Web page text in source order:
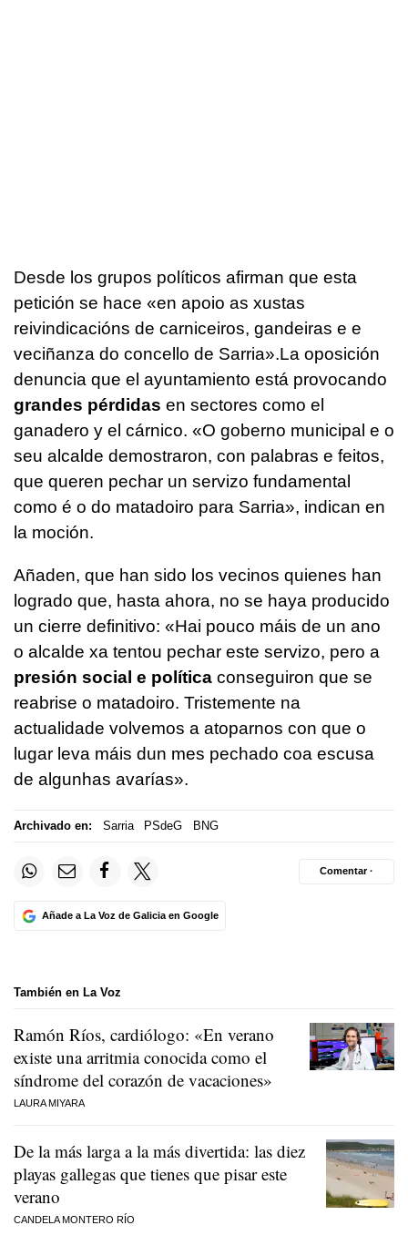
Desde los grupos políticos afirman que esta
petición se hace «en apoio as xustas
reivindicacións de carniceiros, gandeiras e e
veciñanza do concello de Sarria».La oposición
denuncia que el ayuntamiento está provocando
grandes pérdidas en sectores como el
ganadero y el cárnico. «O goberno municipal e o
seu alcalde demostraron, con palabras e feitos,
que queren pechar un servizo fundamental
como é o do matadoiro para Sarria», indican en
la moción.
Añaden, que han sido los vecinos quienes han
logrado que, hasta ahora, no se haya producido
un cierre definitivo: «Hai pouco máis de un ano
o alcalde xa tentou pechar este servizo, pero a
presión social e política conseguiron que se
reabrise o matadoiro. Tristemente na
actualidade volvemos a atoparnos con que o
lugar leva máis dun mes pechado coa escusa
de algunhas avarías».
Archivado en: Sarria PSdeG BNG
Añade a La Voz de Galicia en Google
Comentar ·
También en La Voz
Ramón Ríos, cardiólogo: «En verano
existe una arritmia conocida como el
síndrome del corazón de vacaciones»
LAURA MIYARA
De la más larga a la más divertida: las diez
playas gallegas que tienes que pisar este
verano
CANDELA MONTERO RÍO